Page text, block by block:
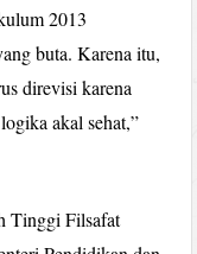
2013
buta. Karena itu,
direvisi karena
akal sehat,”
Tinggi Filsafat